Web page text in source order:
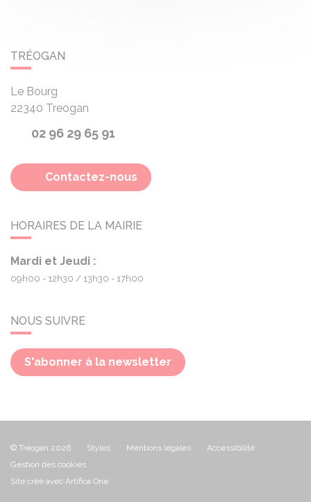
TRÉOGAN
Le Bourg
22340 Treogan
02 96 29 65 91
Contactez-nous
HORAIRES DE LA MAIRIE
Mardi et Jeudi :
09h00 - 12h30 13h30 - 17h00
NOUS SUIVRE
S'abonner à la newsletter
© Tréogan 2026 Styles Mentions légales
Accessibilité
Gestion des cookies
Site créé avec Artifica One